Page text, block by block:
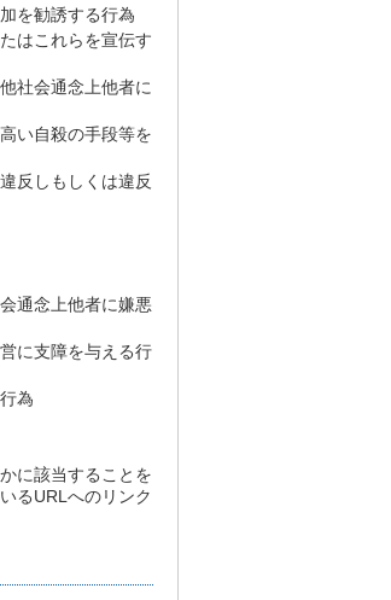
を勧誘する行為
はこれらを宣伝す
社会通念上他者に
い自殺の手段等を
反しもしくは違反
通念上他者に嫌悪
に支障を与える行
為
に該当することを
るURLへのリンク